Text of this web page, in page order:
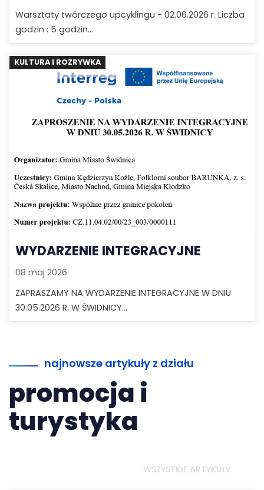
Warsztaty twórczego upcyklingu - 02.06.2026 r. Liczba
godzin : 5 godzin...
KULTURA I ROZRYWKA
WYDARZENIE INTEGRACYJNE
08 maj 2026
ZAPRASZAMY NA WYDARZENIE INTEGRACYJNE W DNIU
30.05.2026 R. W ŚWIDNICY...
najnowsze artykuły z działu
promocja i
turystyka
WSZYSTKIE ARTYKUŁY